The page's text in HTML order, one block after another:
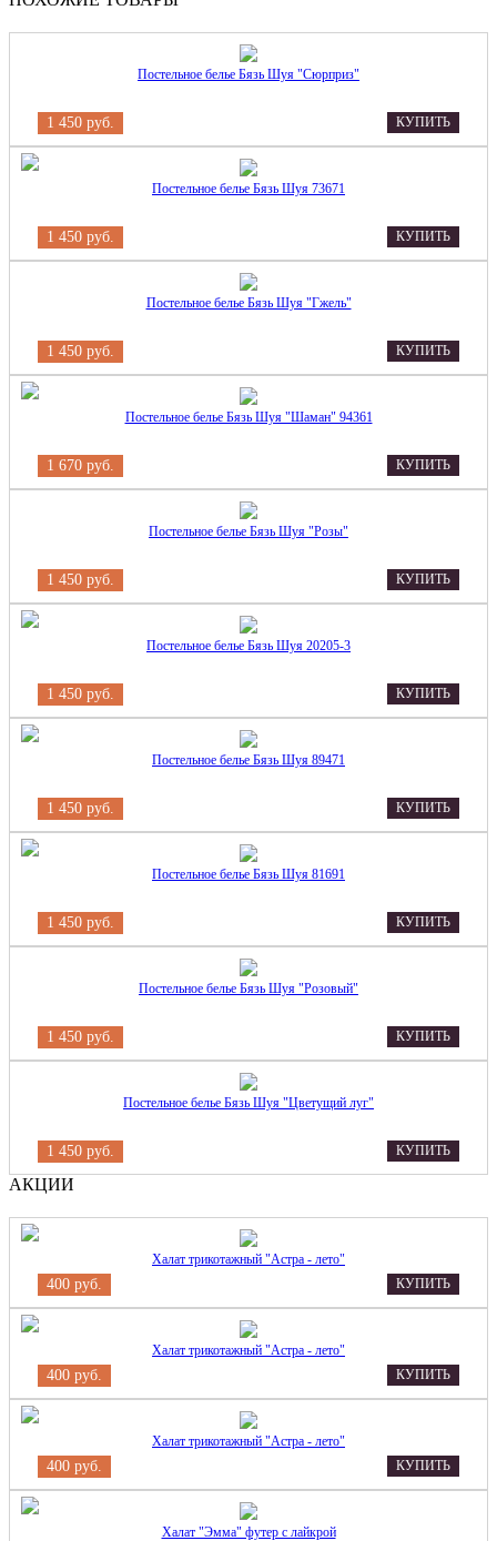
Постельное белье Бязь Шуя "Сюрприз"
1 450 руб. КУПИТЬ
Постельное белье Бязь Шуя 73671
1 450 руб. КУПИТЬ
Постельное белье Бязь Шуя "Гжель"
1 450 руб. КУПИТЬ
Постельное белье Бязь Шуя "Шаман" 94361
1 670 руб. КУПИТЬ
Постельное белье Бязь Шуя "Розы"
1 450 руб. КУПИТЬ
Постельное белье Бязь Шуя 20205-3
1 450 руб. КУПИТЬ
Постельное белье Бязь Шуя 89471
1 450 руб. КУПИТЬ
Постельное белье Бязь Шуя 81691
1 450 руб. КУПИТЬ
Постельное белье Бязь Шуя "Розовый"
1 450 руб. КУПИТЬ
Постельное белье Бязь Шуя "Цветущий луг"
1 450 руб. КУПИТЬ
АКЦИИ
Халат трикотажный "Астра - лето"
400 руб. КУПИТЬ
Халат трикотажный "Астра - лето"
400 руб. КУПИТЬ
Халат трикотажный "Астра - лето"
400 руб. КУПИТЬ
Халат "Эмма" футер с лайкрой